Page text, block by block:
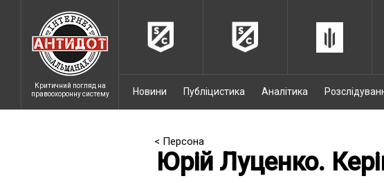
Критичний погляд на
правоохоронну систему
Новини Публіцистика Аналітика
< Персона
Юрій Луценко.